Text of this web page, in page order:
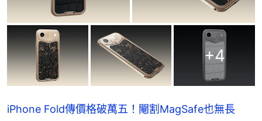
+4
iPhone Fold傳價格破萬五！閹割MagSafe也無長